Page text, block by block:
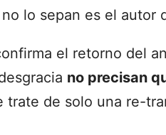
lo sepan es el autor
el retorno del
no precisan
trate de solo una re-